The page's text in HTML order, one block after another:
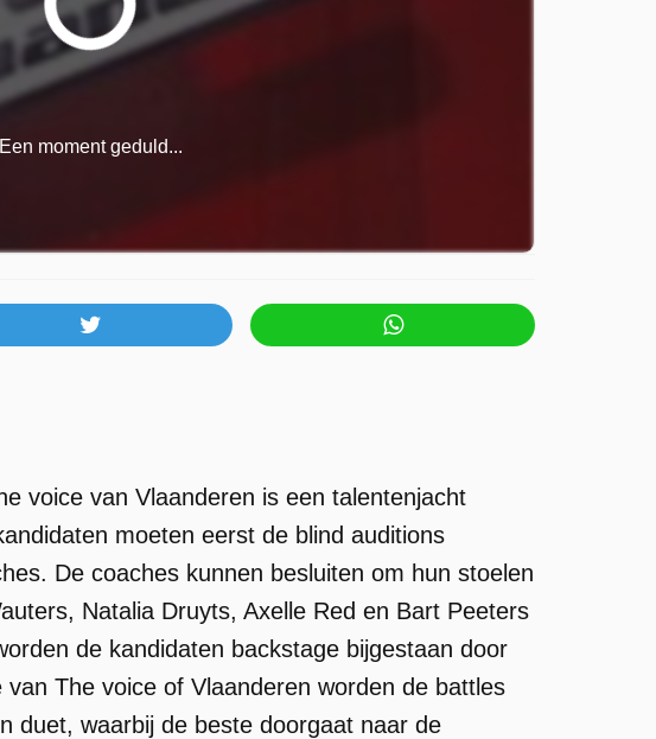
Een moment geduld...
voice van Vlaanderen is een talentenjacht
moeten eerst de blind auditions
De coaches kunnen besluiten om hun stoelen
Natalia Druyts, Axelle Red en Bart Peeters
de kandidaten backstage bijgestaan door
The voice of Vlaanderen worden de battles
duet, waarbij de beste doorgaat naar de